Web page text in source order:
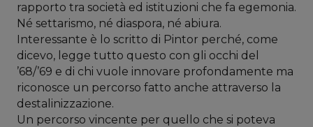
rapporto tra società ed istituzioni che fa egemonia.
Né settarismo, né diaspora, né abiura.
Interessante è lo scritto di Pintor perché, come
dicevo, legge tutto questo con gli occhi del
’68/’69 e di chi vuole innovare profondamente ma
riconosce un percorso fatto anche attraverso la
destalinizzazione.
Un percorso vincente per quello che si poteva